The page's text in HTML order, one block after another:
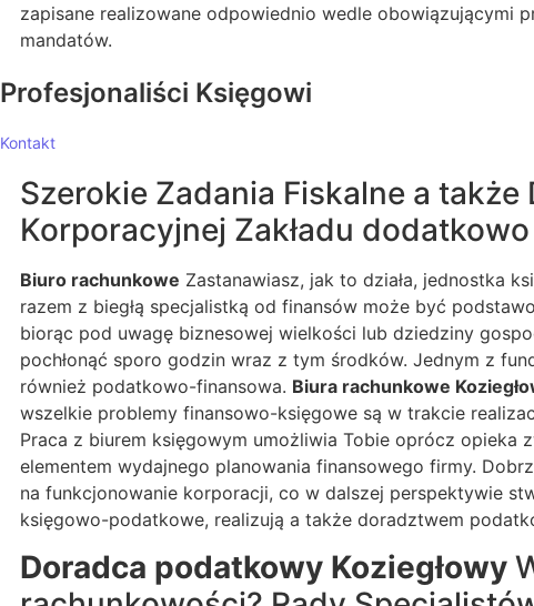
zapisane realizowane odpowiednio wedle obowiązującymi
mandatów.
Profesjonaliści Księgowi
Kontakt
Szerokie Zadania Fiskalne a
Korporacyjnej Zakładu dodatkowo
Biuro rachunkowe Zastanawiasz, jak to działa, jednostka
razem z biegłą specjalistką od finansów może być
biorąc pod uwagę biznesowej wielkości lub dziedziny
pochłonąć sporo godzin wraz z tym środków. Jednym z
również podatkowo-finansowa. Biura rachunkowe
wszelkie problemy finansowo-księgowe są w trakcie
Praca z biurem księgowym umożliwia Tobie oprócz opieka
elementem wydajnego planowania finansowego firmy.
na funkcjonowanie korporacji, co w dalszej perspektywie
księgowo-podatkowe, realizują a także doradztwem
Doradca podatkowy Koziegłowy